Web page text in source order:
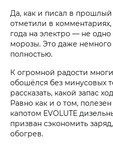
Да, как и писал в
отметили в
года на электро — не
морозы. Это даже немного
полностью.
К огромной радости
обошёлся без минусовых
рассказать, какой запас
Равно как и о том,
капотом EVOLUTE
призван сэкономить
обогрев.